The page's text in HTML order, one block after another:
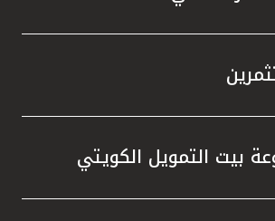
بيت التمويل الكويتي